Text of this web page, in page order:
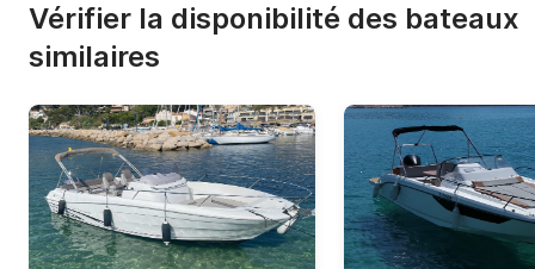
Vérifier la disponibilité des bateaux
similaires